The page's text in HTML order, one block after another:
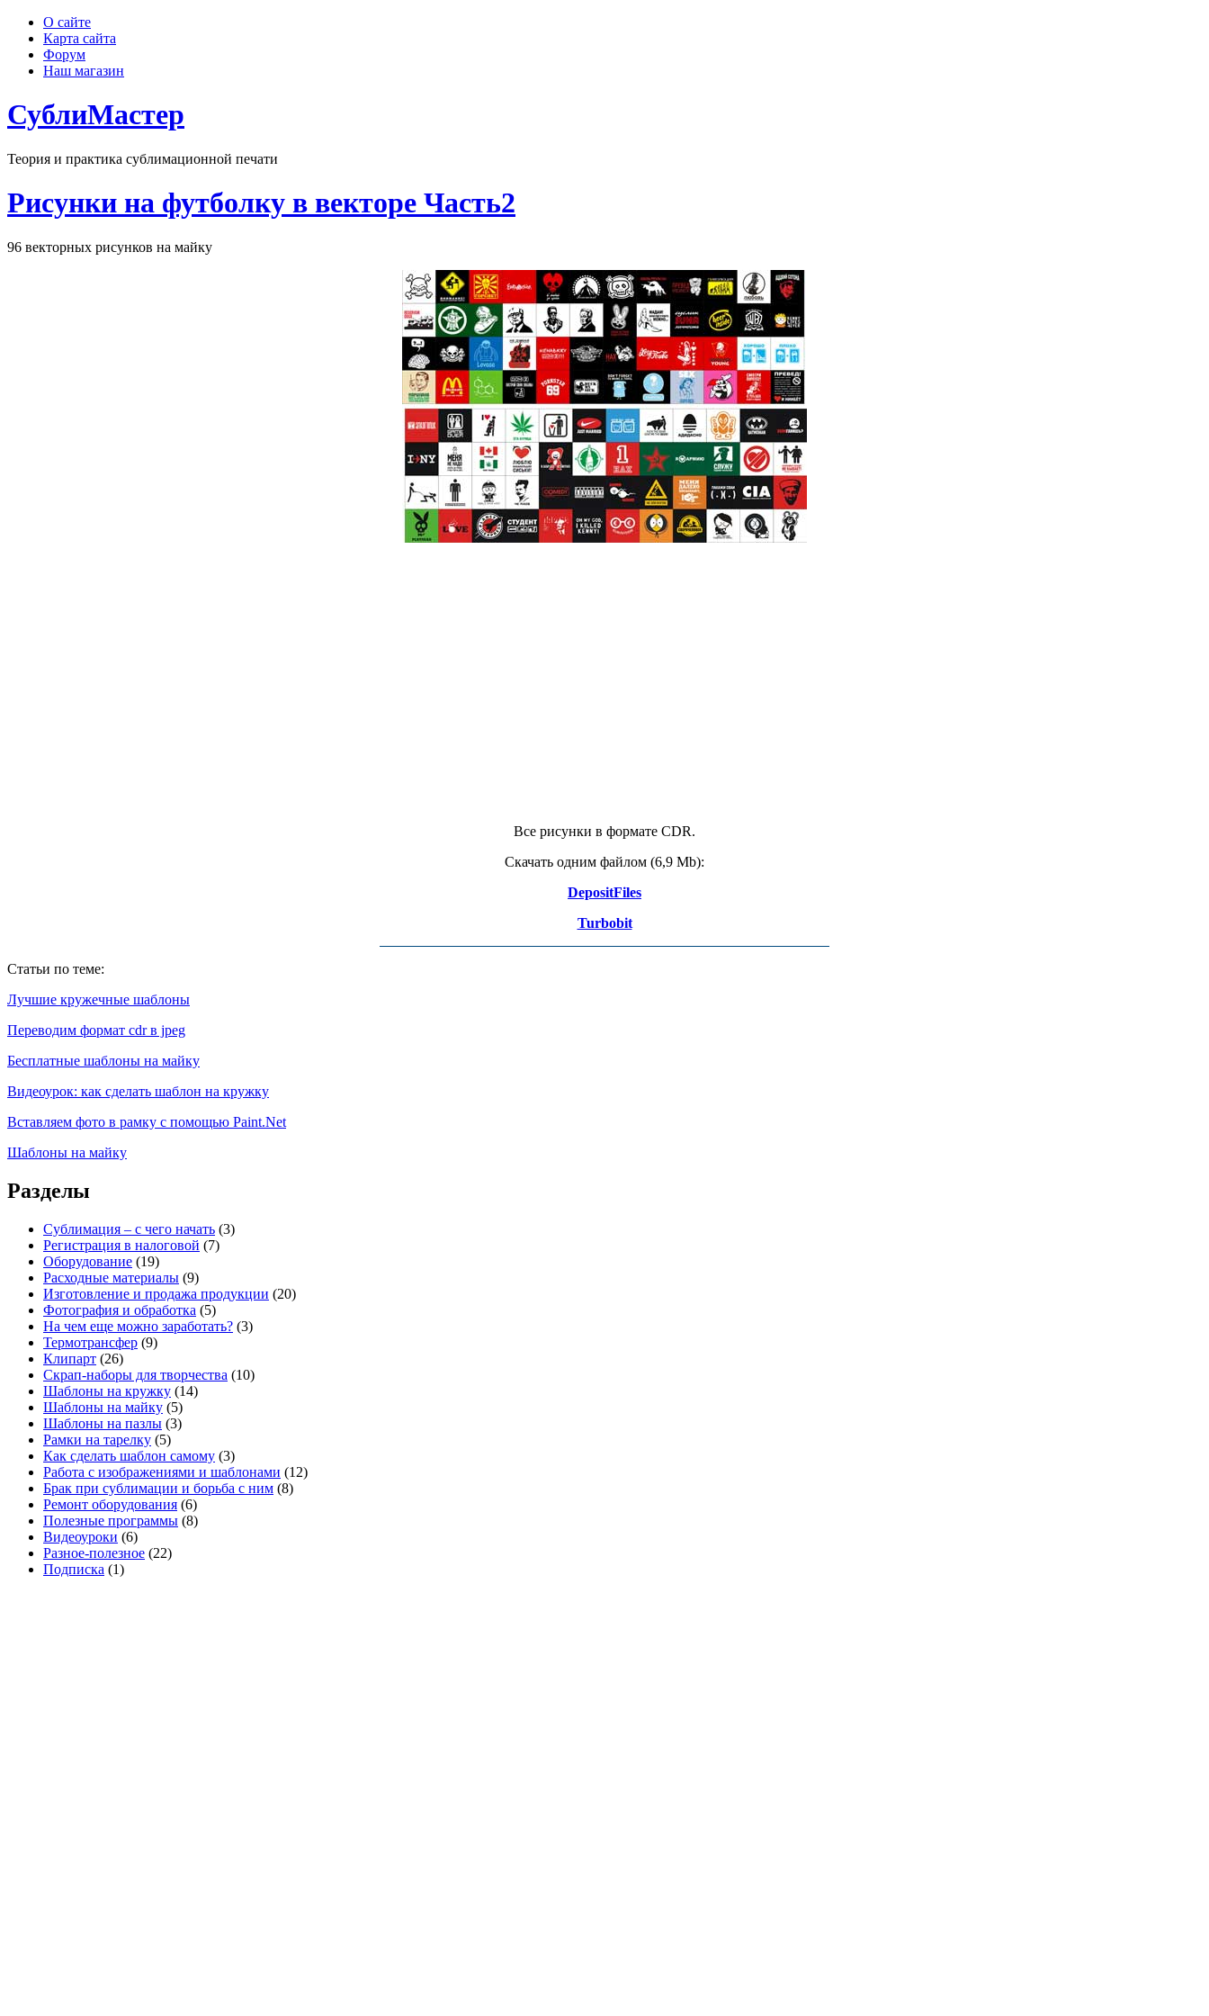
О сайте
Карта сайта
Форум
Наш магазин
СублиМастер
Теория и практика сублимационной печати
Рисунки на футболку в векторе Часть2
96 векторных рисунков на майку
Все рисунки в формате CDR.
Скачать одним файлом (6,9 Mb):
DepositFiles
Turbobit
Статьи по теме:
Лучшие кружечные шаблоны
Переводим формат cdr в jpeg
Бесплатные шаблоны на майку
Видеоурок: как сделать шаблон на кружку
Вставляем фото в рамку с помощью Paint.Net
Шаблоны на майку
Разделы
Сублимация – с чего начать (3)
Регистрация в налоговой (7)
Оборудование (19)
Расходные материалы (9)
Изготовление и продажа продукции (20)
Фотография и обработка (5)
На чем еще можно заработать? (3)
Термотрансфер (9)
Клипарт (26)
Скрап-наборы для творчества (10)
Шаблоны на кружку (14)
Шаблоны на майку (5)
Шаблоны на пазлы (3)
Рамки на тарелку (5)
Как сделать шаблон самому (3)
Работа с изображениями и шаблонами (12)
Брак при сублимации и борьба с ним (8)
Ремонт оборудования (6)
Полезные программы (8)
Видеоуроки (6)
Разное-полезное (22)
Подписка (1)